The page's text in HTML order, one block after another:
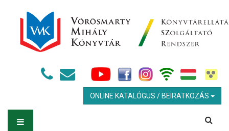
ONLINE KATALÓGUS / BEIRATKOZÁS